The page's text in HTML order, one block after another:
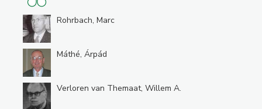
Rohrbach, Marc
Máthé, Árpád
Verloren van Themaat, Willem A.